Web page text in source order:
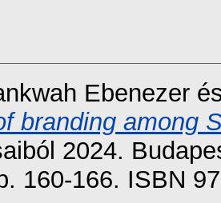
Ebenezer
branding among
2024.
160-166. ISBN